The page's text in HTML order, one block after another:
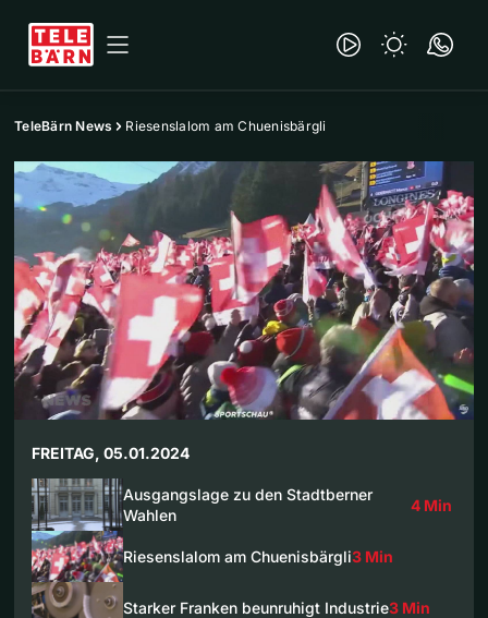
TeleBärn News Riesenslalom am Chuenisbärgli
FREITAG, 05.01.2024
Ausgangslage zu den Stadtberner
Wahlen
4 Min
Riesenslalom am Chuenisbärgli3 Min
Starker Franken beunruhigt Industrie3 Min